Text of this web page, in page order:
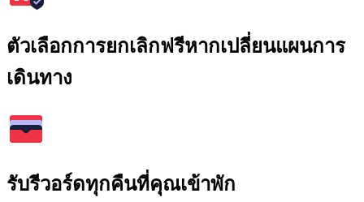
ตัวเลือกการยกเลิกฟรีหากเปลี่ยนแผนการ
เดินทาง
รับรีวอร์ดทุกคืนที่คุณเข้าพัก